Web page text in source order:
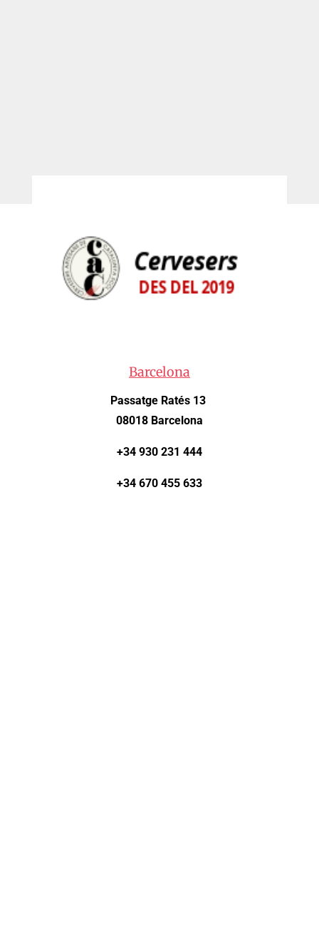
Barcelona
Passatge Ratés 13
08018 Barcelona
+34 930 231 444
+34 670 455 633